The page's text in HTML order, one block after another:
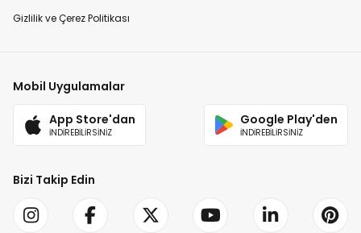
Gizlilik ve Çerez Politikası
Mobil Uygulamalar
App Store'dan
İNDİREBİLİRSİNİZ
Google Play'den
İNDİREBİLİRSİNİZ
Bizi Takip Edin